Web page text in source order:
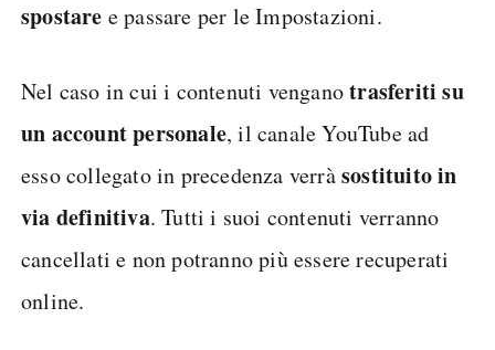
spostare e passare per le Impostazioni.
Nel caso in cui i contenuti venganotrasferiti su
un account personale, il canale YouTube ad
esso collegato in precedenza verràsostituito in
via definitiva. Tutti i suoi contenuti verranno
cancellati e non potranno più essere recuperati
online.